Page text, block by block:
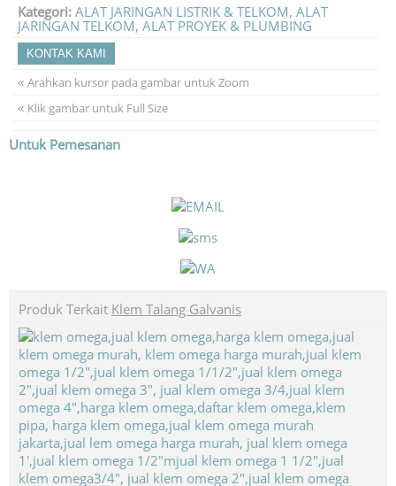
Kategori: ALAT JARINGAN LISTRIK & TELKOM, ALAT
JARINGAN TELKOM, ALAT PROYEK & PLUMBING
KONTAK KAMI
« Arahkan kursor pada gambar untuk Zoom
« Klik gambar untuk Full Size
Untuk Pemesanan
Produk Terkait Klem Talang Galvanis